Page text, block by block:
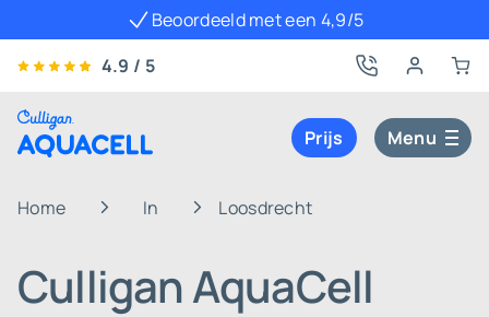
Beoordeeld met een 4,9/5
4.9 / 5
Prijs Menu
Home In Loosdrecht
Culligan AquaCell